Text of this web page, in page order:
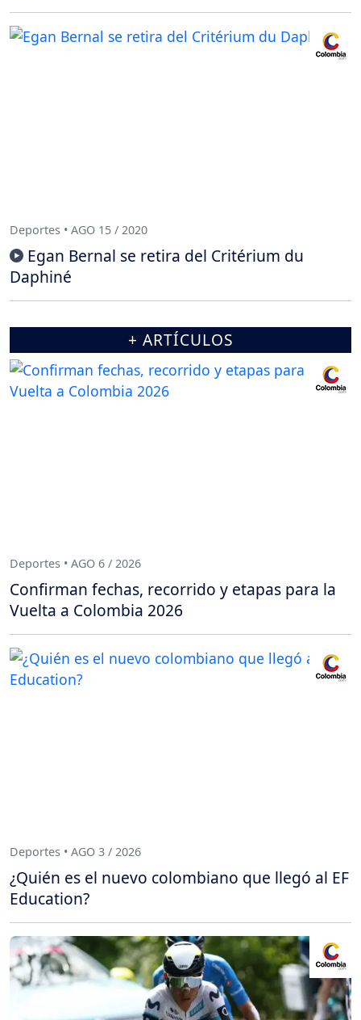
Deportes • AGO 15 / 2020
Egan Bernal se retira del Critérium du
Daphiné
+ ARTÍCULOS
Deportes • AGO 6 / 2026
Confirman fechas, recorrido y etapas para la
Vuelta a Colombia 2026
Deportes • AGO 3 / 2026
¿Quién es el nuevo colombiano que llegó al EF
Education?